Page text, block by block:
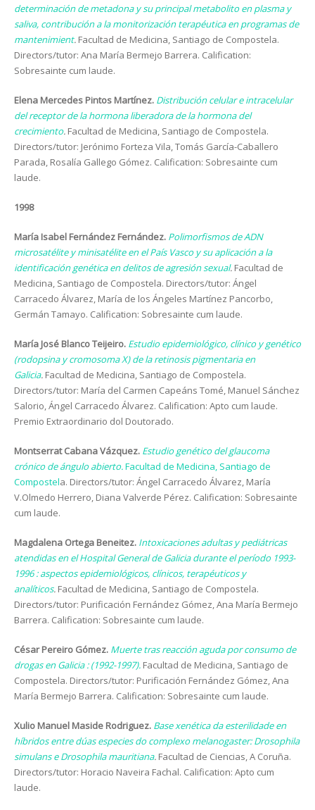
determinación de metadona y su principal metabolito en plasma y
saliva, contribución a la monitorización terapéutica en programas de
mantenimient. Facultad de Medicina, Santiago de Compostela.
Directors/tutor: Ana María Bermejo Barrera. Calification:
Sobresainte cum laude.
Elena Mercedes Pintos Martínez. Distribución celular e intracelular
del receptor de la hormona liberadora de la hormona del
crecimiento. Facultad de Medicina, Santiago de Compostela.
Directors/tutor: Jerónimo Forteza Vila, Tomás García-Caballero
Parada, Rosalía Gallego Gómez. Calification: Sobresainte cum
laude.
1998
María Isabel Fernández Fernández. Polimorfismos de ADN
microsatélite y minisatélite en el País Vasco y su aplicación a la
identificación genética en delitos de agresión sexual. Facultad de
Medicina, Santiago de Compostela. Directors/tutor: Ángel
Carracedo Álvarez, María de los Ángeles Martínez Pancorbo,
Germán Tamayo. Calification: Sobresainte cum laude.
María José Blanco Teijeiro. Estudio epidemiológico, clínico y genético
(rodopsina y cromosoma X) de la retinosis pigmentaria en
Galicia. Facultad de Medicina, Santiago de Compostela.
Directors/tutor: María del Carmen Capeáns Tomé, Manuel Sánchez
Salorio, Ángel Carracedo Álvarez. Calification: Apto cum laude.
Premio Extraordinario dol Doutorado.
Montserrat Cabana Vázquez. Estudio genético del glaucoma
crónico de ángulo abierto.Facultad de Medicina, Santiago de
Compostela. Directors/tutor: Ángel Carracedo Álvarez, María
V.Olmedo Herrero, Diana Valverde Pérez. Calification: Sobresainte
cum laude.
Magdalena Ortega Beneitez. Intoxicaciones adultas y pediátricas
atendidas en el Hospital General de Galicia durante el período 1993-
1996 : aspectos epidemiológicos, clínicos, terapéuticos y
analíticos. Facultad de Medicina, Santiago de Compostela.
Directors/tutor: Purificación Fernández Gómez, Ana María Bermejo
Barrera. Calification: Sobresainte cum laude.
César Pereiro Gómez. Muerte tras reacción aguda por consumo de
drogas en Galicia : (1992-1997). Facultad de Medicina, Santiago de
Compostela. Directors/tutor: Purificación Fernández Gómez, Ana
María Bermejo Barrera. Calification: Sobresainte cum laude.
Xulio Manuel Maside Rodriguez. Base xenética da esterilidade en
híbridos entre dúas especies do complexo melanogaster: Drosophila
simulans e Drosophila mauritiana. Facultad de Ciencias, A Coruña.
Directors/tutor: Horacio Naveira Fachal. Calification: Apto cum
laude.